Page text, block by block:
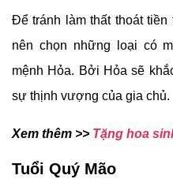
Để tránh làm thất thoát
nên chọn những loại có
mệnh Hỏa. Bởi Hỏa sẽ
sự thịnh vượng của gia chủ.
Xem thêm >> Tặng hoa
Tuổi Quý Mão